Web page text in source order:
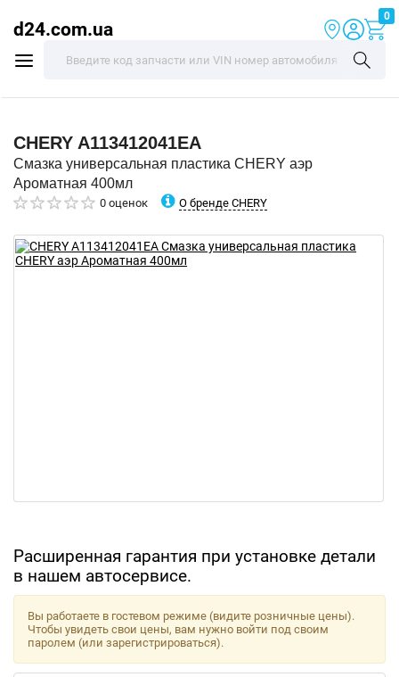
d24.com.ua
0
CHERY A113412041EA
Смазка универсальная пластика CHERY аэр
Ароматная 400мл
0 оценок О бренде CHERY
Расширенная гарантия при установке детали
в нашем автосервисе.
Вы работаете в гостевом режиме (видите розничные цены).
Чтобы увидеть свои цены, вам нужно войти под своим
паролем (или зарегистрироваться).